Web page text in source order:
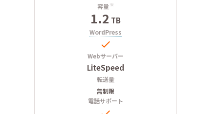
容量 ※
1.2 TB
WordPress

Webサーバー
LiteSpeed
転送量
無制限
電話サポート